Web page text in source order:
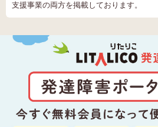
支援事業の両方を掲載しております。